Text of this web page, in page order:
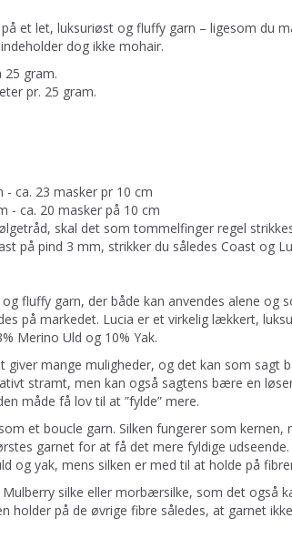
et let, luksuriøst og fluffy garn – ligesom du
dog ikke mohair.
25 gram.
pr. 25 gram.
ca. 23 masker pr 10 cm
- ca. 20 masker på 10 cm
skal det som tommelfinger regel
på pind 3 mm, strikker du således Coast og
fluffy garn, der både kan anvendes alene og
på markedet. Lucia er et virkelig lækkert,
Merino Uld og 10% Yak.
giver mange muligheder, og det kan som sagt
stramt, men kan også sagtens bære en
måde få lov til at ”fylde” mere.
et boucle garn. Silken fungerer som kernen,
garnet for at få det mere fyldige
og yak, mens silken er med til at holde på
silke eller morbærsilke, som det også
holder på de øvrige fibre således, at garnet